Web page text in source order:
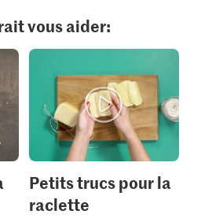
vous aider:
Petits trucs pour la
raclette